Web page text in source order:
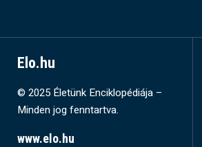
Elo.hu
© 2025 Életünk Enciklopédiája –
Minden jog fenntartva.
www.elo.hu